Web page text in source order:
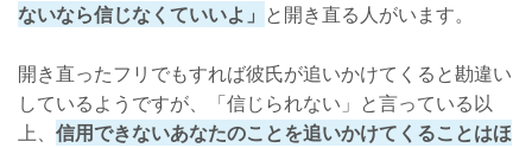
ないなら信じなくていいよ」 と開き直る人がいます。
開き直ったフリでもすれば彼氏が追いかけてくると勘違い
しているようですが、「信じられない」と言っている以
上、 信用できないあなたのことを追いかけてくることはほ